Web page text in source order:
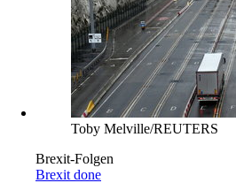
Toby Melville/REUTERS
Brexit-Folgen
Brexit done